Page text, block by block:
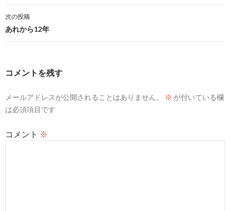
ナ
ビ
ゲ
ョ
次の投稿
あれから12年
コメントを残す
メールアドレスが公開されることはありません。 ※ が付いている欄
は必須項目です
コメント ※